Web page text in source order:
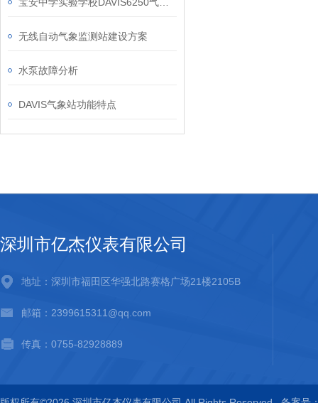
无线自动气象监测站建设方案
水泵故障分析
DAVIS气象站功能特点
深圳市亿杰仪表有限公司
地址：深圳市福田区华强北路赛格广场21楼2105B
邮箱：2399615311@qq.com
传真：0755-82928889